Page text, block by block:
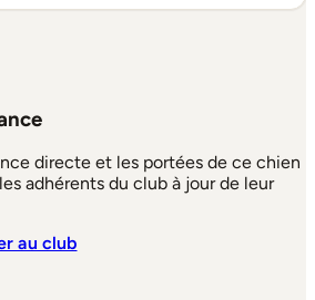
directe et les portées de ce chien
adhérents du club à jour de leur
au club